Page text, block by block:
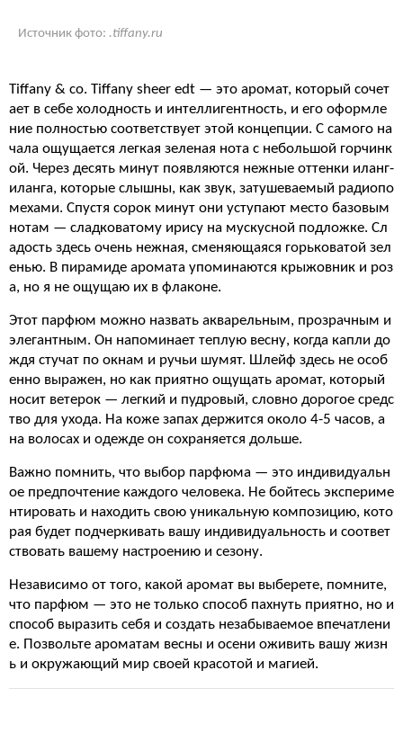
Источник фото: .tiffany.ru
Tiffany & co. Tiffany sheer edt — это аромат, который сочет
ает в себе холодность и интеллигентность, и его оформле
ние полностью соответствует этой концепции. С самого на
чала ощущается легкая зеленая нота с небольшой горчинк
ой. Через десять минут появляются нежные оттенки иланг-
иланга, которые слышны, как звук, затушеваемый радиопо
мехами. Спустя сорок минут они уступают место базовым
нотам — сладковатому ирису на мускусной подложке. Сл
адость здесь очень нежная, сменяющаяся горьковатой зел
енью. В пирамиде аромата упоминаются крыжовник и роз
а, но я не ощущаю их в флаконе.
Этот парфюм можно назвать акварельным, прозрачным и
элегантным. Он напоминает теплую весну, когда капли до
ждя стучат по окнам и ручьи шумят. Шлейф здесь не особ
енно выражен, но как приятно ощущать аромат, который
носит ветерок — легкий и пудровый, словно дорогое средс
тво для ухода. На коже запах держится около 4-5 часов, а
на волосах и одежде он сохраняется дольше.
Важно помнить, что выбор парфюма — это индивидуальн
ое предпочтение каждого человека. Не бойтесь экспериме
нтировать и находить свою уникальную композицию, кото
рая будет подчеркивать вашу индивидуальность и соответ
ствовать вашему настроению и сезону.
Независимо от того, какой аромат вы выберете, помните,
что парфюм — это не только способ пахнуть приятно, но и
способ выразить себя и создать незабываемое впечатлени
е. Позвольте ароматам весны и осени оживить вашу жизн
ь и окружающий мир своей красотой и магией.